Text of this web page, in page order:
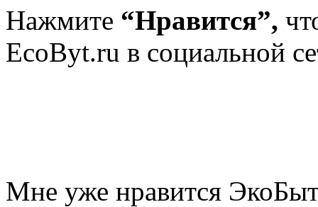
Нажмите “Нравится”,
EcoByt.ru в социальной
Мне уже нравится